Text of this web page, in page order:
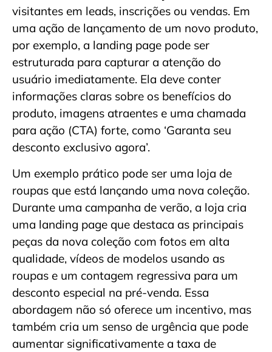
visitantes em leads, inscrições ou vendas. Em
uma ação de lançamento de um novo produto,
por exemplo, a landing page pode ser
estruturada para capturar a atenção do
usuário imediatamente. Ela deve conter
informações claras sobre os benefícios do
produto, imagens atraentes e uma chamada
para ação (CTA) forte, como ‘Garanta seu
desconto exclusivo agora’.
Um exemplo prático pode ser uma loja de
roupas que está lançando uma nova coleção.
Durante uma campanha de verão, a loja cria
uma landing page que destaca as principais
peças da nova coleção com fotos em alta
qualidade, vídeos de modelos usando as
roupas e um contagem regressiva para um
desconto especial na pré-venda. Essa
abordagem não só oferece um incentivo, mas
também cria um senso de urgência que pode
aumentar significativamente a taxa de